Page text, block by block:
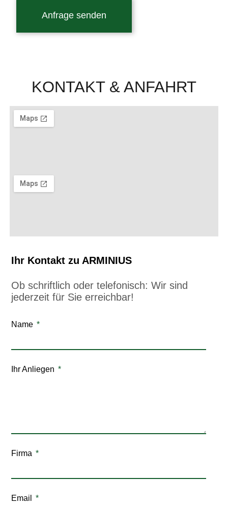
Anfrage senden
KONTAKT & ANFAHRT
Ihr Kontakt zu ARMINIUS
Ob schriftlich oder telefonisch: Wir sind
jederzeit für Sie erreichbar!
Name
Ihr Anliegen
Firma
Email